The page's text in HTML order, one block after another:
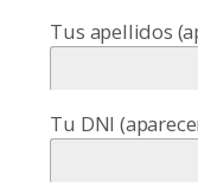
Tus apellidos
Tu DNI